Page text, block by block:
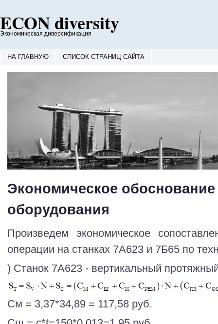
ECON diversity
Экономическая диверсификация
НА ГЛАВНУЮ СПИСОК СТРАНИЦ САЙТА
Экономическое
оборудования
Произведем экономическое
операции на станках 7А623 и 7Б65 по
) Станок 7А623 - вертикальный
См = 3,37*34,89 = 117,58 руб.